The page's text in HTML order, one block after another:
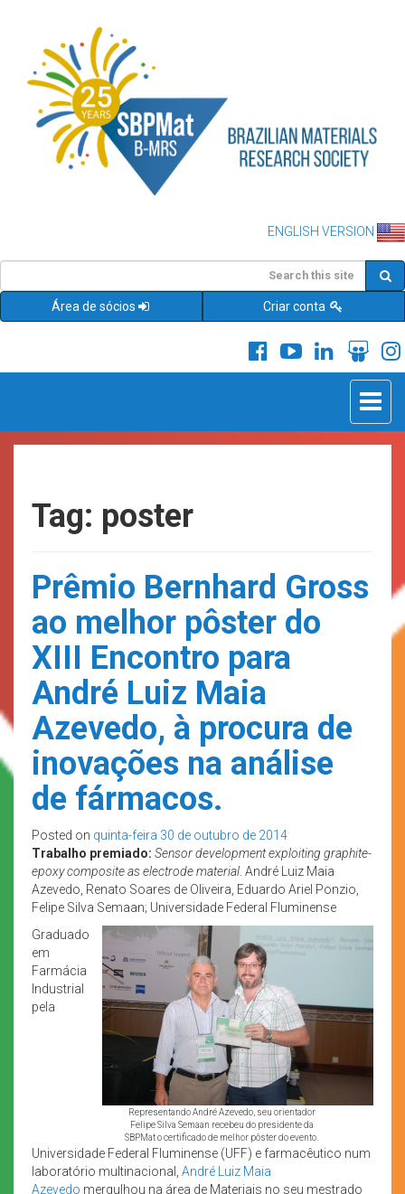
ENGLISH VERSION
Área de sócios Criar conta
Toggle
Tag: poster
Prêmio Bernhard Gross
ao melhor pôster do
XIII Encontro para
André Luiz Maia
Azevedo, à procura de
inovações na análise
de fármacos.
Posted on quinta-feira 30 de outubro de 2014
Trabalho premiado: Sensor development exploiting graphite-
epoxy composite as electrode material . André Luiz Maia
Azevedo, Renato Soares de Oliveira, Eduardo Ariel Ponzio,
Felipe Silva Semaan; Universidade Federal Fluminense
Representando André Azevedo, seu orientador
Felipe Silva Semaan recebeu do presidente da
SBPMat o certificado de melhor pôster do evento.
Graduado
em
Farmácia
Industrial
pela
Universidade Federal Fluminense (UFF) e farmacêutico num
laboratório multinacional, André Luiz Maia
Azevedo mergulhou na área de Materiais no seu mestrado